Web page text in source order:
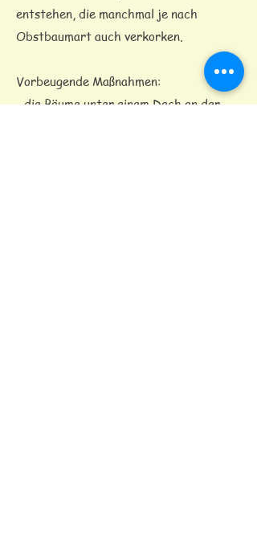
entstehen, die manchmal je nach
Obstbaumart auch verkorken.
Vorbeugende Maßnahmen:
- die Bäume unter einem Dach an der